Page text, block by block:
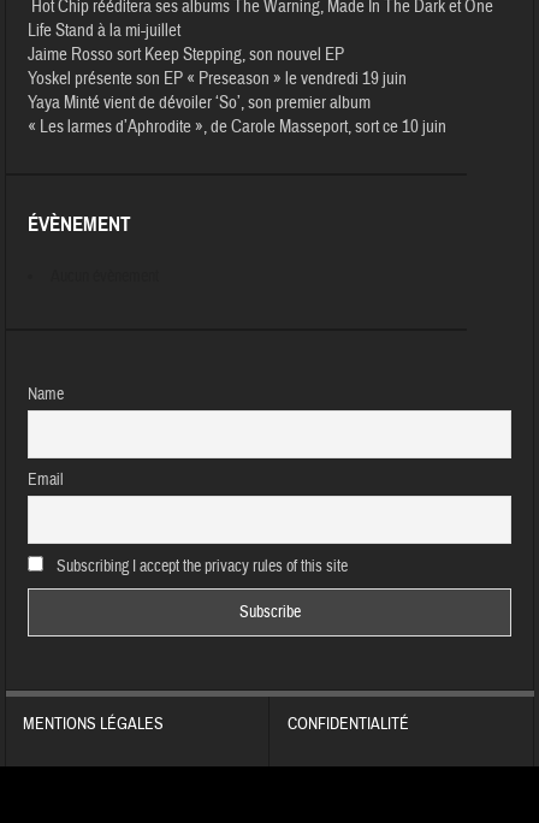
Hot Chip rééditera ses albums The Warning, Made In The Dark et One
Life Stand à la mi-juillet
Jaime Rosso sort Keep Stepping, son nouvel EP
Yoskel présente son EP « Preseason » le vendredi 19 juin
Yaya Minté vient de dévoiler ‘So’, son premier album
« Les larmes d’Aphrodite », de Carole Masseport, sort ce 10 juin
ÉVÈNEMENT
Name
Email
Subscribing I accept the privacy rules of this site
MENTIONS LÉGALES CONFIDENTIALITÉ